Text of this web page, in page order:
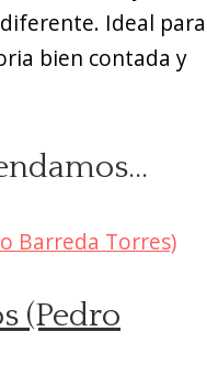
Ideal para
bien contada y
(Pedro